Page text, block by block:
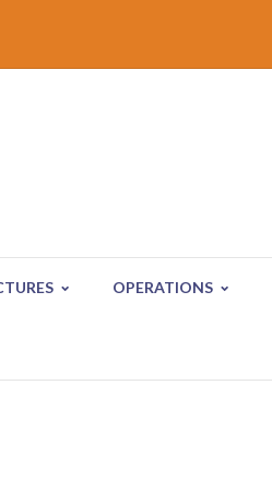
OPERATIONS